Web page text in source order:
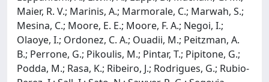
Maier, R. V.; Marinis, A.; Marmorale, C.; Marwah, S.;
Mesina, C.; Moore, E. E.; Moore, F. A.; Negoi, I.;
Olaoye, I.; Ordonez, C. A.; Ouadii, M.; Peitzman, A.
B.; Perrone, G.; Pikoulis, M.; Pintar, T.; Pipitone, G.;
Podda, M.; Rasa, K.; Ribeiro, J.; Rodrigues, G.; Rubio-